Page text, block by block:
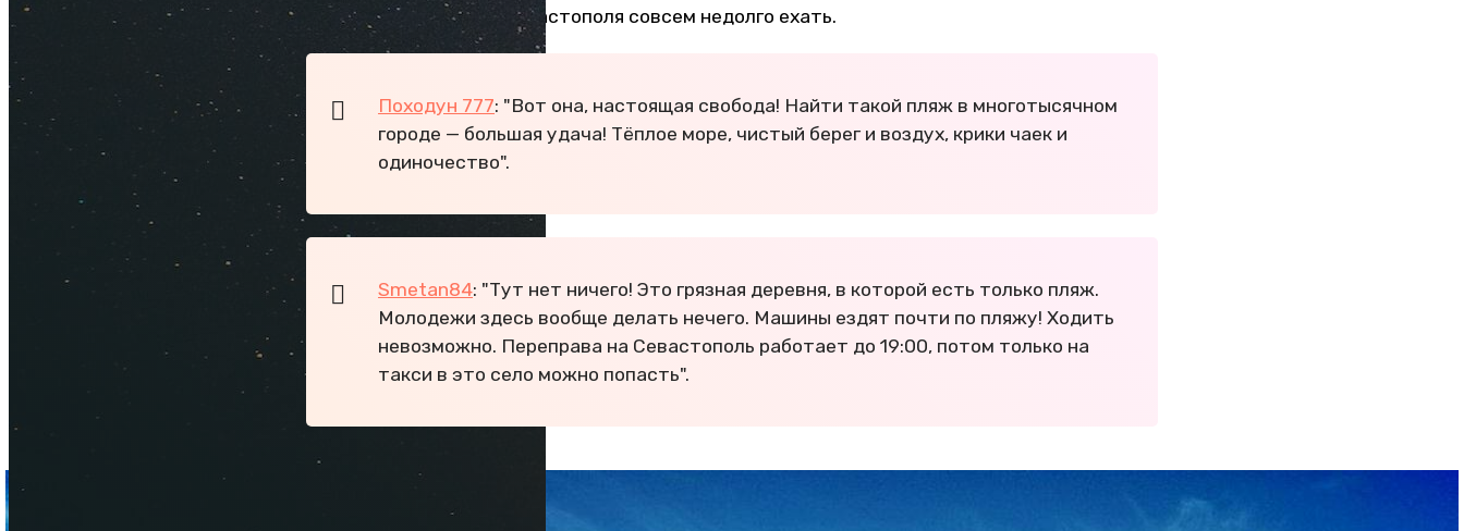
пляж, до которого из Севастополя совсем недолго ехать.
Походун 777: "Вот она, настоящая свобода! Найти такой пляж в многотысячном
городе — большая удача! Тёплое море, чистый берег и воздух, крики чаек и
одиночество".
Smetan84: "Тут нет ничего! Это грязная деревня, в которой есть только пляж.
Молодежи здесь вообще делать нечего. Машины ездят почти по пляжу! Ходить
невозможно. Переправа на Севастополь работает до 19:00, потом только на
такси в это село можно попасть".